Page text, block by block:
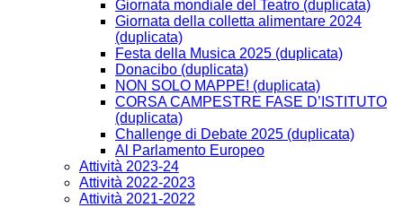
Giornata mondiale del Teatro (duplicata)
Giornata della colletta alimentare 2024
(duplicata)
Festa della Musica 2025 (duplicata)
Donacibo (duplicata)
NON SOLO MAPPE! (duplicata)
CORSA CAMPESTRE FASE D’ISTITUTO
(duplicata)
Challenge di Debate 2025 (duplicata)
Al Parlamento Europeo
Attività 2023-24
Attività 2022-2023
Attività 2021-2022